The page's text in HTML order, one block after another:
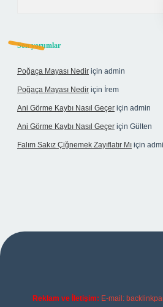
Son yorumlar
Poğaça Mayası Nedir için admin
Poğaça Mayası Nedir için İrem
Ani Görme Kaybı Nasıl Geçer için admin
Ani Görme Kaybı Nasıl Geçer için Gülten
Falım Sakız Çiğnemek Zayıflatır Mı için
Reklam ve İletişim: E-mail: